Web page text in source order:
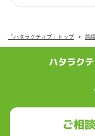
「ハタラクティブ」トップ 就
ハタラク
ご相